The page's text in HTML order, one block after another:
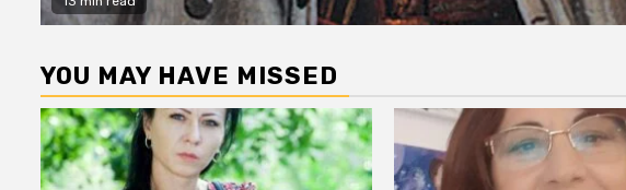
YOU MAY HAVE MISSED